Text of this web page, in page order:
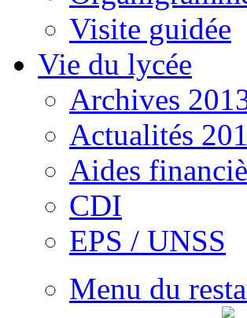
Visite guidée
Vie du lycée
Archives
Actualités
Aides
CDI
EPS / UNSS
Menu du